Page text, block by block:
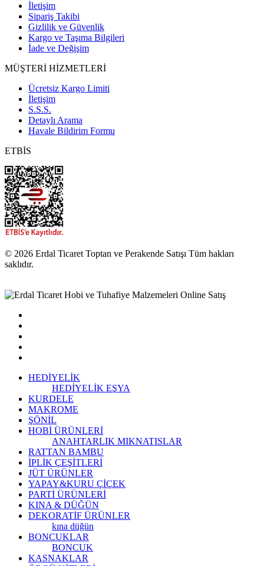
İletişim
Sipariş Takibi
Gizlilik ve Güvenlik
Kargo ve Taşıma Bilgileri
İade ve Değişim
MÜŞTERİ HİZMETLERİ
Ücretsiz Kargo Limiti
İletişim
S.S.S.
Detaylı Arama
Havale Bildirim Formu
ETBİS
© 2026 Erdal Ticaret Toptan ve Perakende Satışı Tüm hakları
saklıdır.
HEDİYELİK
HEDİYELİK EŞYA
KURDELE
MAKROME
ŞÖNİL
HOBİ ÜRÜNLERİ
ANAHTARLIK MIKNATISLAR
RATTAN BAMBU
İPLİK ÇEŞİTLERİ
JÜT ÜRÜNLER
YAPAY&KURU ÇİÇEK
PARTİ ÜRÜNLERİ
KINA & DÜĞÜN
DEKORATİF ÜRÜNLER
kına düğün
BONCUKLAR
BONCUK
KASNAKLAR